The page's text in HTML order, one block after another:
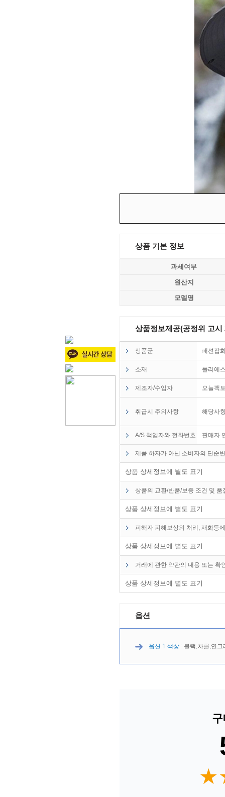
상품 기본 정보
과세여부
원산지
모델명
상품정보제공(공정위 고시
상품군 패션잡
소재 폴리에
제조자/수입자 오늘팩
취급시 주의사항 해당사
A/S 책임자와 전화번호 판매자
제품 하자가 아닌 소비자의 단순
상품 상세정보에 별도 표기
상품의 교환/반품/보증 조건 및 품
상품 상세정보에 별도 표기
피해자 피해보상의 처리, 재화등
상품 상세정보에 별도 표기
거래에 관한 약관의 내용 또는 확
상품 상세정보에 별도 표기
옵션
옵션 1 색상 : 블랙,차콜,연그